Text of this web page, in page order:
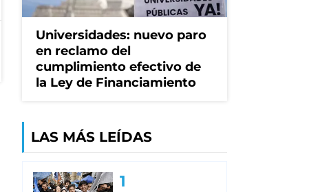
Universidades: nuevo paro
en reclamo del
cumplimiento efectivo de
la Ley de Financiamiento
LAS MÁS LEÍDAS